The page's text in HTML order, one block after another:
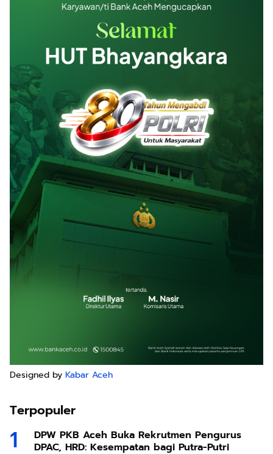
Designed by Kabar Aceh
Terpopuler
DPW PKB Aceh Buka Rekrutmen Pengurus
DPAC, HRD: Kesempatan bagi Putra-Putri